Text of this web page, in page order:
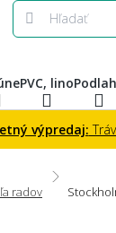
PVC, lino
výpredaj:
radov